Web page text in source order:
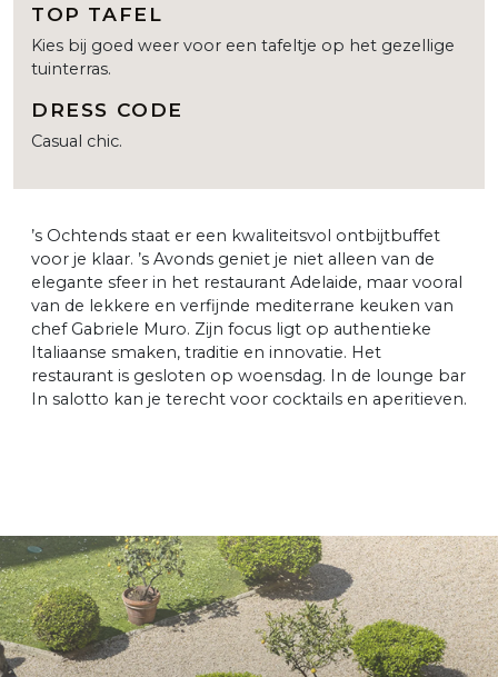
TOP TAFEL
Kies bij goed weer voor een tafeltje op het gezellige
tuinterras.
DRESS CODE
Casual chic.
’s Ochtends staat er een kwaliteitsvol ontbijtbuffet
voor je klaar. ’s Avonds geniet je niet alleen van de
elegante sfeer in het restaurant Adelaide, maar vooral
van de lekkere en verfijnde mediterrane keuken van
chef Gabriele Muro. Zijn focus ligt op authentieke
Italiaanse smaken, traditie en innovatie. Het
restaurant is gesloten op woensdag. In de lounge bar
In salotto kan je terecht voor cocktails en aperitieven.